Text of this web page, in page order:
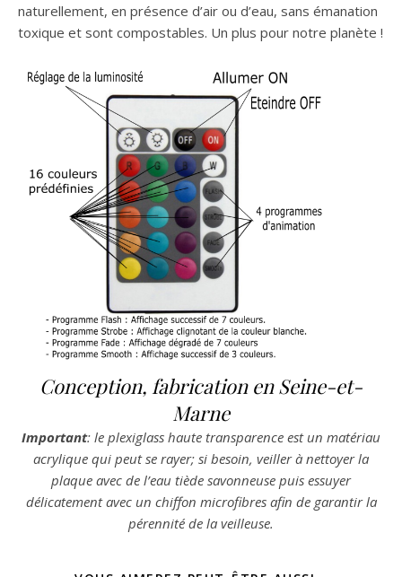
naturellement, en présence d’air ou d’eau, sans émanation
toxique et sont compostables. Un plus pour notre planète !
Conception, fabrication en Seine-et-
Marne
Important: le plexiglass haute transparence est un matériau
acrylique qui peut se rayer; si besoin, veiller à nettoyer la
plaque avec de l’eau tiède savonneuse puis essuyer
délicatement avec un chiffon microfibres afin de garantir la
pérennité de la veilleuse.